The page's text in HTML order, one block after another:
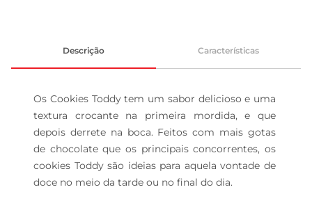
Descrição Características
Os Cookies Toddy tem um sabor delicioso e uma
textura crocante na primeira mordida, e que
depois derrete na boca. Feitos com mais gotas
de chocolate que os principais concorrentes, os
cookies Toddy são ideias para aquela vontade de
doce no meio da tarde ou no final do dia.